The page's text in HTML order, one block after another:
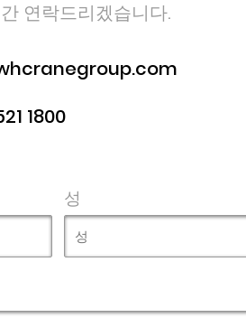
연락드리겠습니다.
1800
성